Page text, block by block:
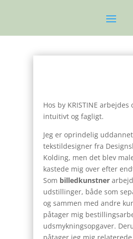
Hos by KRISTINE
intuitivt og fagligt.
Jeg er oprindelig uddannet
tekstildesigner fra
Kolding, men det blev
kastede mig over efter
Som billedkunstner
udstillinger, både som
og sammen med andre
påtager mig
udsmykningsopgaver.